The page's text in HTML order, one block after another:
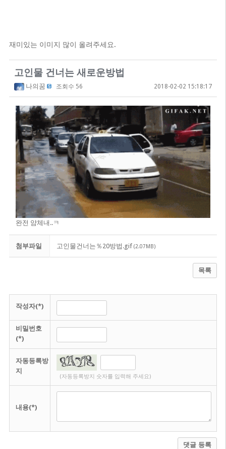
재미있는 이미지 많이 올려주세요.
고인물 건너는 새로운방법
나의꿈 조회수 56 2018-02-02 15:18:17
완전 얌체내..ㅋ
첨부파일 고인물건너는％20방법.gif (2.07MB)
목록
작성자(*)
비밀번호
(*)
자동등록방
지
(자동등록방지 숫자를 입력해 주세요)
내용(*)
댓글 등록